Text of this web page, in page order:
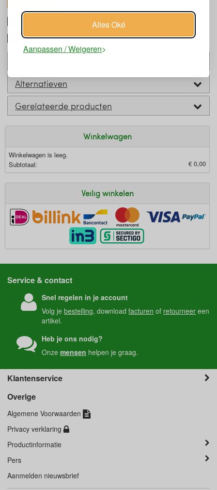
Alles Oké
Aanpassen / Weigeren
Afmetingen set bamboe rietjes
Keurmerken en labels Jungle Culture
Alternatieven
Gerelateerde producten
Winkelwagen
Winkelwagen is leeg.
Subtotaal:
€ 0,00
Veilig winkelen
Service & contact
Snel regelen in je account
Volg jebestelling, downloadfacturen of retourneer een
artikel.
Heb je ons nodig?
Onzemensen helpen je graag.
Klantenservice
Overige
Algemene Voorwaarden
Privacy verklaring
Productinformatie
Pers
Aanmelden nieuwsbrief